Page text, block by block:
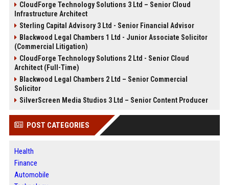
CloudForge Technology Solutions 3 Ltd – Senior Cloud
Infrastructure Architect
Sterling Capital Advisory 3 Ltd - Senior Financial Advisor
Blackwood Legal Chambers 1 Ltd - Junior Associate Solicitor
(Commercial Litigation)
CloudForge Technology Solutions 2 Ltd - Senior Cloud
Architect (Full-Time)
Blackwood Legal Chambers 2 Ltd – Senior Commercial
Solicitor
SilverScreen Media Studios 3 Ltd – Senior Content Producer
POST CATEGORIES
Health
Finance
Automobile